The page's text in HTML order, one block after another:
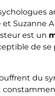
Suzanne
est un
de
du